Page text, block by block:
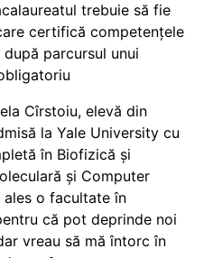
trebuie să fie
certifică competențele
parcursul unui
Cîrstoiu, elevă din
la Yale University cu
în Biofizică și
și Computer
ales o facultate în
că pot deprinde noi
vreau să mă întorc în